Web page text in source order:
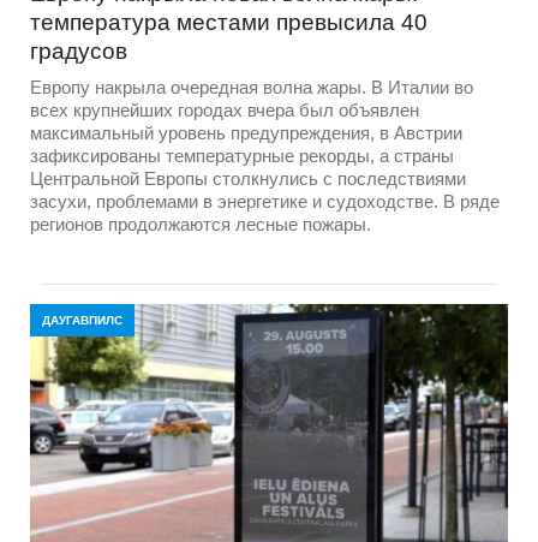
температура местами превысила 40
градусов
Европу накрыла очередная волна жары. В Италии во
всех крупнейших городах вчера был объявлен
максимальный уровень предупреждения, в Австрии
зафиксированы температурные рекорды, а страны
Центральной Европы столкнулись с последствиями
засухи, проблемами в энергетике и судоходстве. В ряде
регионов продолжаются лесные пожары.
ДАУГАВПИЛС